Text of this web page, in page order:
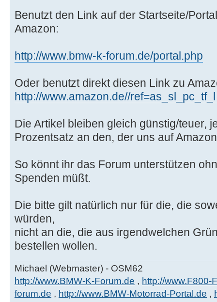
Benutzt den Link auf der Startseite/
Amazon:
http://www.bmw-k-forum.de/portal.php
Oder benutzt direkt diesen Link zu
http://www.amazon.de//
Die Artikel bleiben gleich günstig/teuer,
Prozentsatz an den, der uns auf
So könnt ihr das Forum unterstützen
Spenden müßt.
Die bitte gilt natürlich nur für die, die
würden,
nicht an die, die aus irgendwelchen
bestellen wollen.
Michael (Webmaster) - OSM62
http://www.BMW-K-Forum.de , http://www.F800-
forum.de , http://www.BMW-Motorrad-Portal.de ,